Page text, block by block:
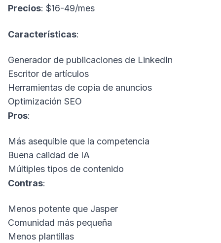
Precios: $16-49/mes
Características:
Generador de publicaciones de LinkedIn
Escritor de artículos
Herramientas de copia de anuncios
Optimización SEO
Pros:
Más asequible que la competencia
Buena calidad de IA
Múltiples tipos de contenido
Contras:
Menos potente que Jasper
Comunidad más pequeña
Menos plantillas